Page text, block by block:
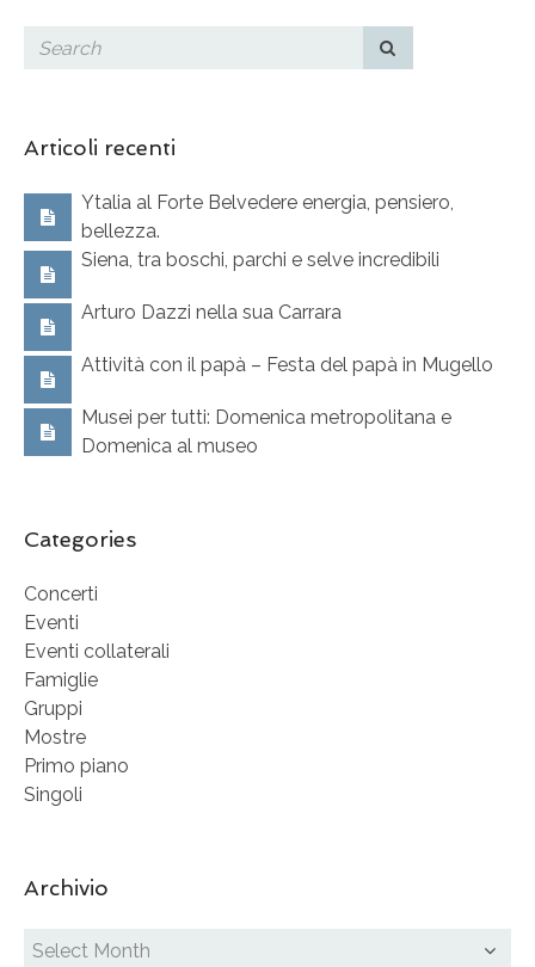
Articoli recenti
Ytalia al Forte Belvedere energia, pensiero,
bellezza.
Siena, tra boschi, parchi e selve incredibili
Arturo Dazzi nella sua Carrara
Attività con il papà – Festa del papà in Mugello
Musei per tutti: Domenica metropolitana e
Domenica al museo
Categories
Concerti
Eventi
Eventi collaterali
Famiglie
Gruppi
Mostre
Primo piano
Singoli
Archivio